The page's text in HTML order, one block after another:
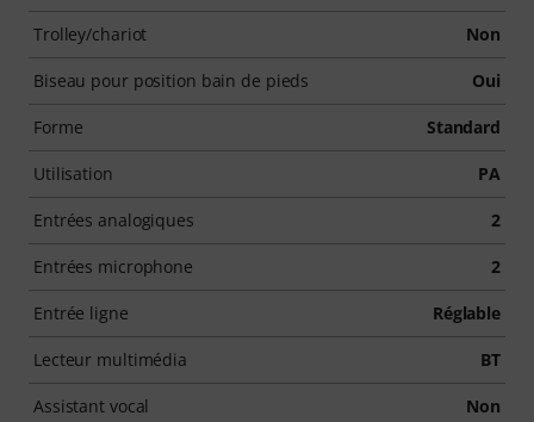
Trolley/chariot Non
Biseau pour position bain de pieds Oui
Forme Standard
Utilisation PA
Entrées analogiques 2
Entrées microphone 2
Entrée ligne Réglable
Lecteur multimédia BT
Assistant vocal Non